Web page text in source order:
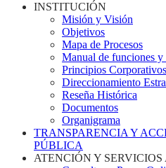
INSTITUCIÓN
Misión y Visión
Objetivos
Mapa de Procesos
Manual de funciones y
Principios Corporativos
Direccionamiento
Reseña Histórica
Documentos
Organigrama
TRANSPARENCIA Y
PÚBLICA
ATENCIÓN Y